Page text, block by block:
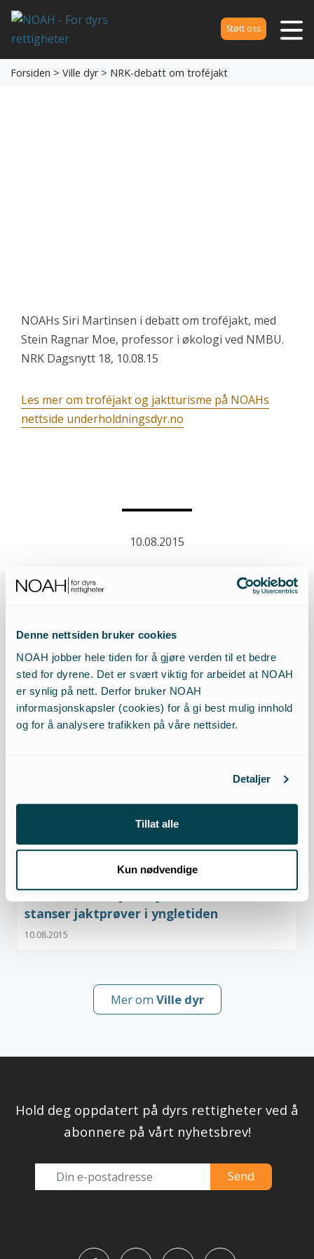
Denne nettsiden bruker cookies
NOAH jobber hele tiden for å gjøre verden til et bedre
sted for dyrene. Det er svært viktig for arbeidet at NOAH
er synlig på nett. Derfor bruker NOAH
informasjonskapsler (cookies) for å gi best mulig innhold
og for å analysere trafikken på våre nettsider.
Detaljer
Tillat alle
Kun nødvendige
Støtt oss
Forsiden > Ville dyr> NRK-debatt om troféjakt
NOAHs Siri Martinsen i debatt om troféjakt, med
Stein Ragnar Moe, professor i økologi ved NMBU.
NRK Dagsnytt 18, 10.08.15
Les mer om troféjakt og jaktturisme på NOAHs
nettside underholdningsdyr.no
10.08.2015
RELATERTE ARTIKLER
Nominasjoner til Årets Måkevenn 2026
Årets måkevenn
Seier for ville dyr: Miljødirektoratet
stanser jaktprøver i yngletiden
10.08.2015
Mer om Ville dyr
Hold deg oppdatert på dyrs rettigheter ved å
abonnere på vårt nyhetsbrev!